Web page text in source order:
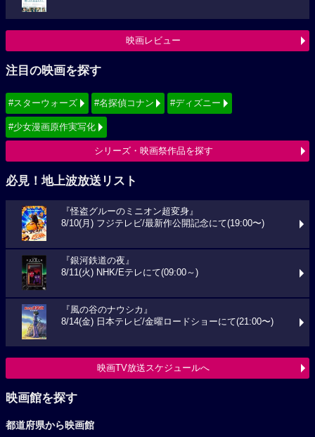
映画レビュー
注目の映画を探す
#スターウォーズ #名探偵コナン #ディズニー
#少女漫画原作実写化
シリーズ・映画祭作品を探す
必見！地上波放送リスト
『怪盗グルーのミニオン超変身』
8/10(月) フジテレビ/最新作公開記念にて(19:00〜)
『銀河鉄道の夜』
8/11(火) NHK/Eテレにて(09:00～)
『風の谷のナウシカ』
8/14(金) 日本テレビ/金曜ロードショーにて(21:00〜)
映画TV放送スケジュールへ
映画館を探す
都道府県から映画館